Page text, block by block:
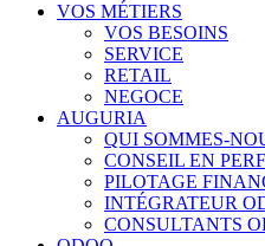
VOS MÉTIERS
VOS BESOINS
SERVICE
RETAIL
NEGOCE
AUGURIA
QUI SOMMES-
CONSEIL EN
PILOTAGE
INTÉGRATEUR
CONSULTANTS